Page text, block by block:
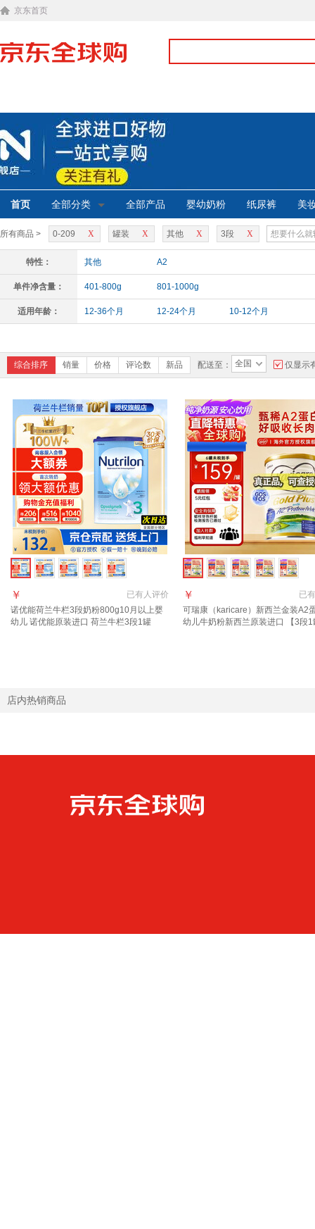
京东首页
首页 全部分类 全部产品 婴幼奶粉 纸尿裤 美
所有商品 > X
0-209 X
罐装 X
其他 X
3段
特性： 其他 A2
单件净含量： 401-800g 801-1000g
适用年龄： 12-36个月 12-24个月 10-12个月
综合排序 销量 价格 评论数 新品 配送至： 全国 仅显示
已有人评价
￥
诺优能荷兰牛栏3段奶粉800g10月以上婴
幼儿 诺优能原装进口 荷兰牛栏3段1罐
已有
￥
可瑞康（karicare）新西兰金装A2
幼儿牛奶粉新西兰原装进口 【3段1
店内热销商品